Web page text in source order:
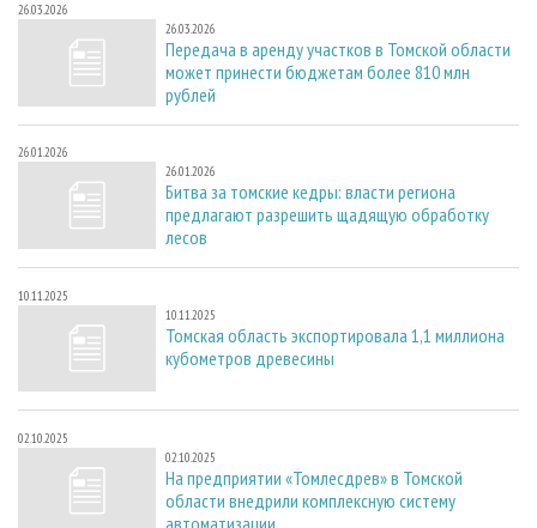
26.03.2026
26.03.2026
Передача в аренду участков в Томской области
может принести бюджетам более 810 млн
рублей
26.01.2026
26.01.2026
Битва за томские кедры: власти региона
предлагают разрешить щадящую обработку
лесов
10.11.2025
10.11.2025
Томская область экспортировала 1,1 миллиона
кубометров древесины
02.10.2025
02.10.2025
На предприятии «Томлесдрев» в Томской
области внедрили комплексную систему
автоматизации